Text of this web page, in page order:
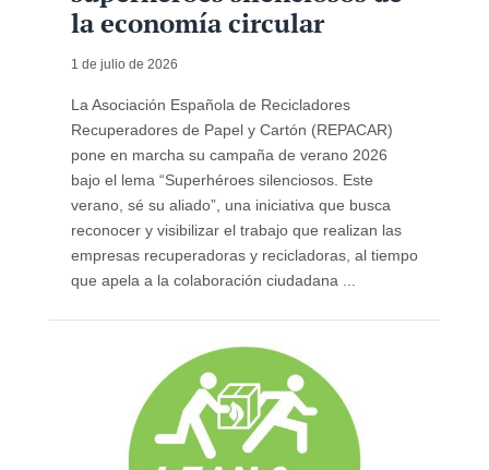
la economía circular
1 de julio de 2026
La Asociación Española de Recicladores
Recuperadores de Papel y Cartón (REPACAR)
pone en marcha su campaña de verano 2026
bajo el lema “Superhéroes silenciosos. Este
verano, sé su aliado”, una iniciativa que busca
reconocer y visibilizar el trabajo que realizan las
empresas recuperadoras y recicladoras, al tiempo
que apela a la colaboración ciudadana ...